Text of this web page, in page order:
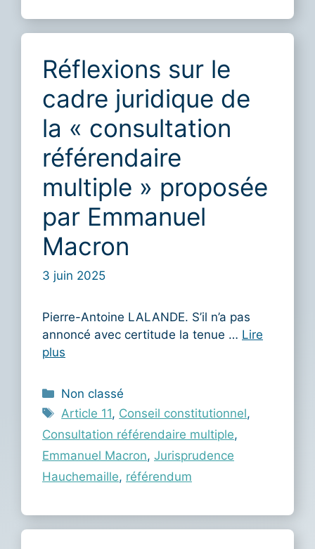
Réflexions sur le
cadre juridique de
la « consultation
référendaire
multiple » proposée
par Emmanuel
Macron
3 juin 2025
Pierre-Antoine LALANDE. S’il n’a pas
annoncé avec certitude la tenue … Lire
plus
Catégories
Non classé
Étiquettes
Article 11, Conseil constitutionnel,
Consultation référendaire multiple,
Emmanuel Macron, Jurisprudence
Hauchemaille, référendum